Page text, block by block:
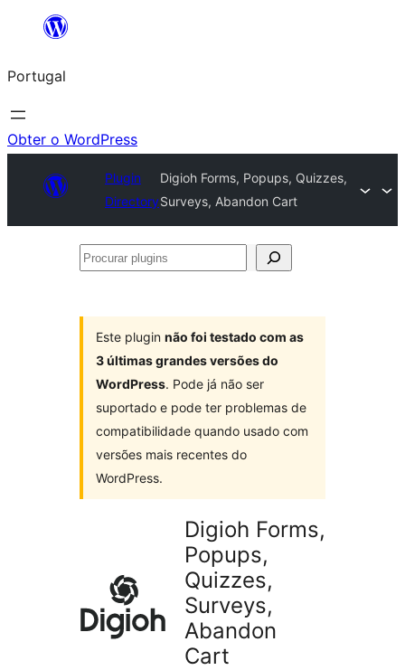
Saltar
o
conteúdo
Portugal
Obter o WordPress
Plugin
Directory
Digioh Forms, Popups, Quizzes,
Surveys, Abandon Cart
Procurar
Este plugin não foi testado com as
3 últimas grandes versões do
WordPress. Pode já não ser
suportado e pode ter problemas de
compatibilidade quando usado com
versões mais recentes do
WordPress.
Digioh Forms,
Popups,
Quizzes,
Surveys,
Abandon
Cart